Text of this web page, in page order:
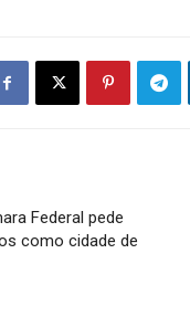
Federal pede
como cidade de